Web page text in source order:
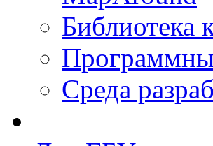
Библиотека
Среда